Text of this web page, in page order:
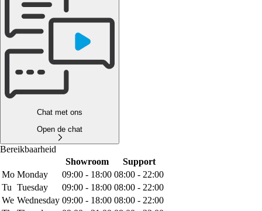
Chat met ons
Open de chat
Bereikbaarheid
Showroom
Support
Mo Monday 09:00 - 18:00 08:00 - 22:00
Tu Tuesday 09:00 - 18:00 08:00 - 22:00
We Wednesday 09:00 - 18:00 08:00 - 22:00